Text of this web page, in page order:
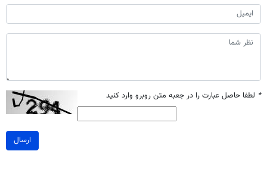
* لطفا حاصل عبارت را در جعبه متن روبرو وارد کنید
ارسال